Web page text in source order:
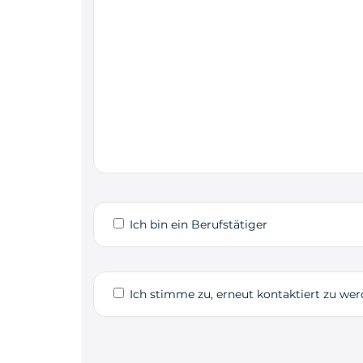
Ich bin ein Berufstätiger
Ich stimme zu, erneut kontaktiert zu